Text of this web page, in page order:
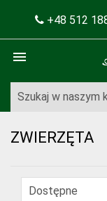
+48 512

ZWIERZĘTA
Dostępne